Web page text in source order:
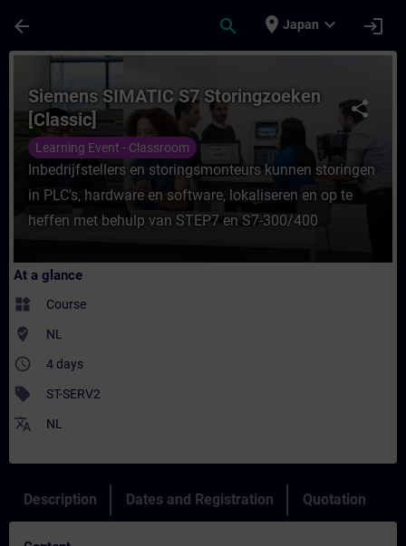
arrow_back search place Japan expand_more login
Course - Siemens SIMATIC S7
share
Siemens SIMATIC S7 Storingzoeken
[Classic]
Learning Event - Classroom
Inbedrijfstellers en storingsmonteurs kunnen storingen
in PLC's, hardware en software, lokaliseren en op te
heffen met behulp van STEP7 en S7-300/400
At a glance
widgets Course
where_to_vote NL
access_time 4 days
sell ST-SERV2
translate NL
Description Dates and Registration Quotation